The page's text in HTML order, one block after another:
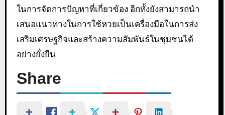
ในการจัดการปัญหาที่เกี่ยวข้อง อีกทั้งยังสามารถนำ
เสนอแนวทางในการใช้หวยเป็นเครื่องมือในการส่ง
เสริมเศรษฐกิจและสร้างความสัมพันธ์ในชุมชนได้
อย่างยั่งยืน
Share